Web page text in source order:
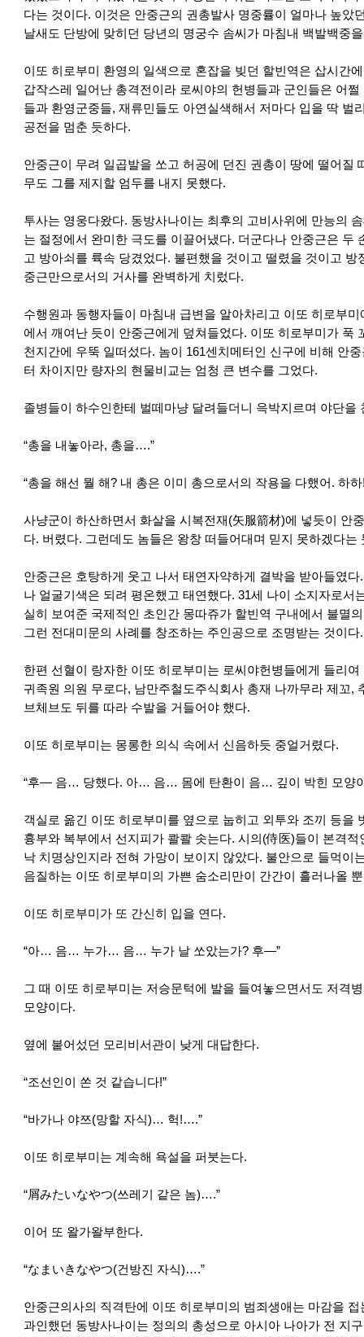
다는 것이다. 이것은 안중근의 권총발사 명중률이 얼마나 높았
날새도 단방에 맞히던 당년의 명궁수 솜씨가 마침내 백발백중
이또 히로부미 환영의 일색으로 혼잡을 빚던 할빈역은 삽시간
갑작스레 일어난 총격전이라 로씨야의 헌병들과 군인들은 어
들과 환영군중들, 재류민들도 아연실색해서 저마다 입을 딱 벌
공전을 멈춘 듯하다.
안중근이 무려 일곱발을 쏘고 허공에 던진 권총이 땅에 떨어질
무도 그를 제지할 엄두를 내지 못했다.
투사는 영웅다왔다. 동방사나이는 최후의 고비사위에 만능의
는 절정에서 완미한 극도를 이끌어냈다. 더군다나 안중근은 두
고 방아쇠를 륙속 당겼었다. 불편했을 것이고 떨렸을 것이고
중근만으로서의 거사를 완벽하게 치렀다.
수행원과 동행자들이 마침내 급변을 알아차리고 이또 히로부
에서 깨여난 듯이 안중근에게 덮쳐들었다. 이또 히로부미가 푹
천지간에 우뚝 일떠섰다. 놈이 161센치메터인 신구에 비해 안
터 차이지만 량자의 현물비교는 엄청 큰 변수를 그었다.
졸병들이 하수인한테 벌떼마냥 달려들더니 윽박지르며 야단을
“총을 내놓아라, 총을….”
“총을 해선 뭘 해? 내 총은 이미 총으로서의 작용을 다했어. 하하
사냥군이 하산하면서 화살을 시복전재(矢服箭材)에 넣듯이 안
다. 버렸다. 그런데도 놈들은 왕창 떠들어대며 믿지 못하겠다는
안중근은 호탕하게 웃고 나서 태연자약하게 결박을 받아들였
나 얼굴기색은 되려 평온했고 태연했다. 31세 나이 소지자로서
실히 보여준 국제적인 초인간 몽따쥬가 할빈역 구내에서 불멸
그런 전대미문의 사례를 창조하는 주인공으로 조명받는 것이다.
한편 선혈이 랑자한 이또 히로부미는 로씨야헌병들에게 들리
귀족원 의원 무로다, 남만주철도주식회사 총재 나까무라 제꼬,
브체브도 뒤를 따라 수발을 거들어야 했다.
이또 히로부미는 몽롱한 의식 속에서 신음하듯 중얼거렸다.
“후— 음… 당했다. 아… 음… 몸에 탄환이 음… 깊이 박힌 모양
객실로 옮긴 이또 히로부미를 옆으로 눕히고 외투와 조끼 등을
흉부와 복부에서 선지피가 콸콸 솟는다. 시의(侍医)들이 본격
낙 치명상인지라 전혀 가망이 보이지 않았다. 불안으로 들먹이
음질하는 이또 히로부미의 가쁜 숨소리만이 간간이 흘러나올
이또 히로부미가 또 간신히 입을 연다.
“아… 음… 누가… 음… 누가 날 쏘았는가? 후—”
그 때 이또 히로부미는 저승문턱에 발을 들여놓으면서도 저격
모양이다.
옆에 붙어섰던 모리비서관이 낮게 대답한다.
“조선인이 쏜 것 같습니다!”
“바가나 야쯔(망할 자식)… 헉!….”
이또 히로부미는 계속해 욕설을 퍼붓는다.
“屑みたいなやつ(쓰레기 같은 놈)….”
이어 또 왈가왈부한다.
“なまいきなやつ(건방진 자식)….”
안중근의사의 직격탄에 이또 히로부미의 범죄생애는 마감을
과인했던 동방사나이는 정의의 총성으로 아시아 나아가 전 지